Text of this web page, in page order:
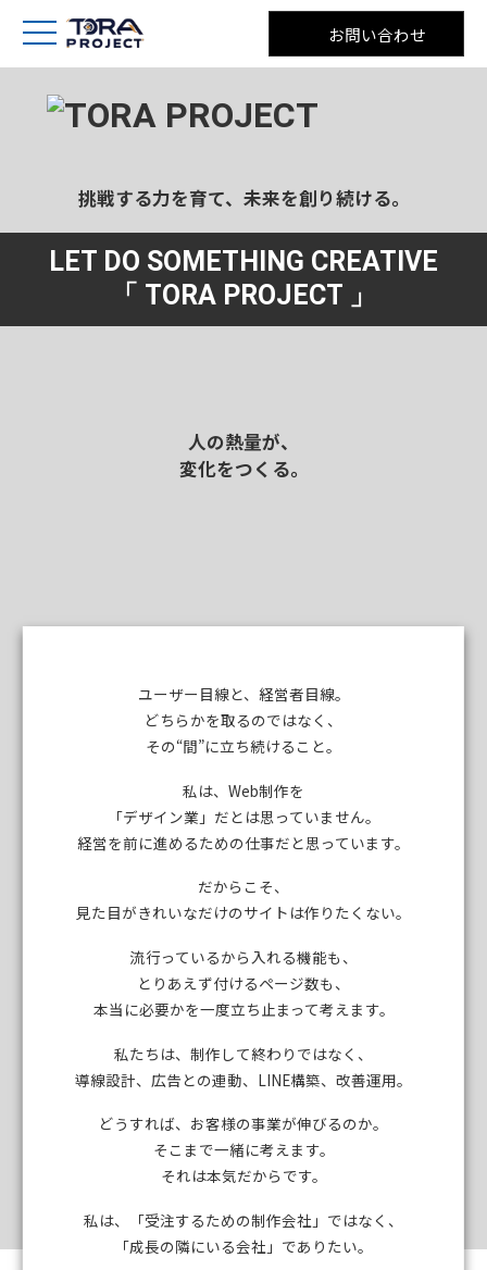
お問い合わせ
挑戦する力を育て、未来を創り続ける。
LET DO SOMETHING CREATIVE
「 TORA PROJECT 」
人の熱量が、
変化をつくる。
ユーザー目線と、経営者目線。
どちらかを取るのではなく、
その“間”に立ち続けること。
私は、Web制作を
「デザイン業」だとは思っていません。
経営を前に進めるための仕事だと思っています。
だからこそ、
見た目がきれいなだけのサイトは作りたくない。
流行っているから入れる機能も、
とりあえず付けるページ数も、
本当に必要かを一度立ち止まって考えます。
私たちは、制作して終わりではなく、
導線設計、広告との連動、LINE構築、改善運用。
どうすれば、お客様の事業が伸びるのか。
そこまで一緒に考えます。
それは本気だからです。
私は、「受注するための制作会社」ではなく、
「成長の隣にいる会社」でありたい。